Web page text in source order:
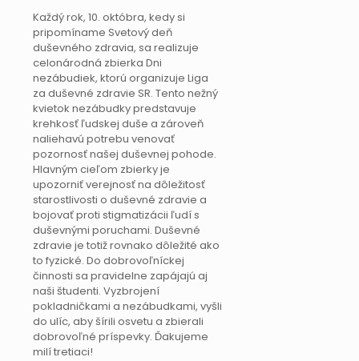
Každý rok, 10. októbra, kedy si
pripomíname Svetový deň
duševného zdravia, sa realizuje
celonárodná zbierka Dni
nezábudiek, ktorú organizuje Liga
za duševné zdravie SR. Tento nežný
kvietok nezábudky predstavuje
krehkosť ľudskej duše a zároveň
naliehavú potrebu venovať
pozornosť našej duševnej pohode.
Hlavným cieľom zbierky je
upozorniť verejnosť na dôležitosť
starostlivosti o duševné zdravie a
bojovať proti stigmatizácii ľudí s
duševnými poruchami. Duševné
zdravie je totiž rovnako dôležité ako
to fyzické. Do dobrovoľníckej
činnosti sa pravidelne zapájajú aj
naši študenti. Vyzbrojení
pokladničkami a nezábudkami, vyšli
do ulíc, aby šírili osvetu a zbierali
dobrovoľné príspevky. Ďakujeme
milí tretiaci!